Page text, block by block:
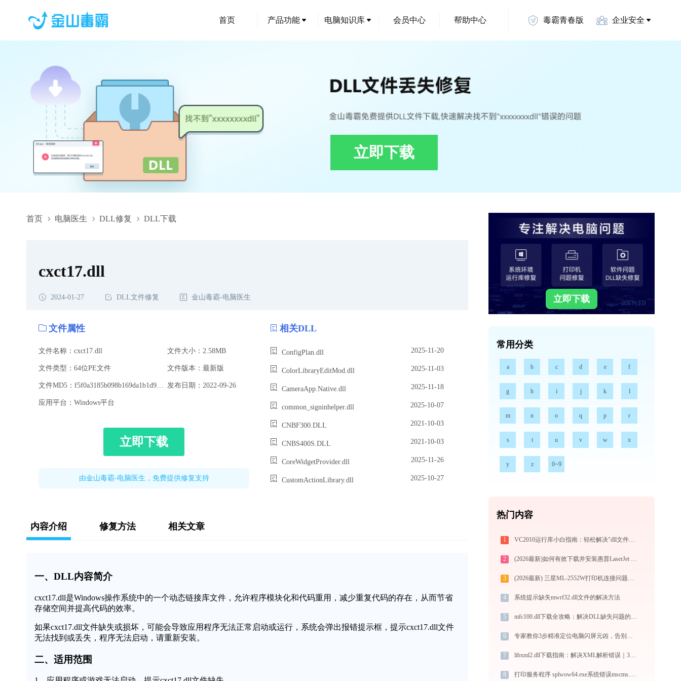
首页 产品功能 电脑知识库 会员中心 帮助中心 毒霸青春版 企业安全
立即下载
首页 电脑医生 DLL修复 DLL下载
cxct17.dll,cxct17.dll下载,cxct17.dll修复
cxct17.dll
2024-01-27 DLL文件修复 金山毒霸-电脑医生
文件属性
文件名称：cxct17.dll 文件大小：2.58MB
文件类型：64位PE文件 文件版本：最新版
发布日期：2022-09-26
应用平台：Windows平台
立即下载
由金山毒霸-电脑医生，免费提供修复支持
相关DLL
ConfigPlan.dll 2025-11-20
ColorLibraryEditMod.dll 2025-11-03
CameraApp.Native.dll 2025-11-18
common_signinhelper.dll 2025-10-07
CNBF300.DLL 2021-10-03
CNBS400S.DLL 2021-10-03
CoreWidgetProvider.dll 2025-11-26
CustomActionLibrary.dll 2025-10-27
内容介绍 修复方法 相关文章
一、DLL内容简介
cxct17.dll是Windows操作系统中的一个动态链接库文件，允许程序模块化和代码重用，减少重复代码的存在，从而节省
存储空间并提高代码的效率。
如果cxct17.dll文件缺失或损坏，可能会导致应用程序无法正常启动或运行，系统会弹出报错提示框，提示cxct17.dll文件
无法找到或丢失，程序无法启动，请重新安装。
二、适用范围
立即下载
常用分类
a b c d e f
g h i j k l
m n o q p r
s t u v w x
y z 0~9
热门内容
1 VC2010运行库小白指南：轻松解决"dll文件缺失"问题
2 (2026最新)如何有效下载并安装惠普LaserJet 1320打印机驱动？全方位指导手册
3 (2026最新) 三星ML-2552W打印机连接问题怎么解决？-金山毒霸
4 系统提示缺失mwrf32.dll文件的解决方法
5 mfc100.dll下载全攻略：解决DLL缺失问题的官方免费方案（32/64位系统通用）
6 专家教你3步精准定位电脑闪屏元凶，告别手动折腾！
7 libxml2.dll下载指南：解决XML解析错误｜32/64位官方免费版安全获取
8 打印服务程序 splwow64.exe系统错误mscms.dll丢失如何解决